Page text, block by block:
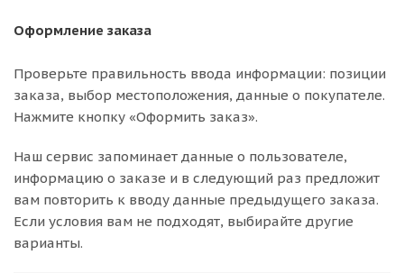
Оформление заказа
Проверьте правильность ввода информации: позиции
заказа, выбор местоположения, данные о покупателе.
Нажмите кнопку «Оформить заказ».
Наш сервис запоминает данные о пользователе,
информацию о заказе и в следующий раз предложит
вам повторить к вводу данные предыдущего заказа.
Если условия вам не подходят, выбирайте другие
варианты.